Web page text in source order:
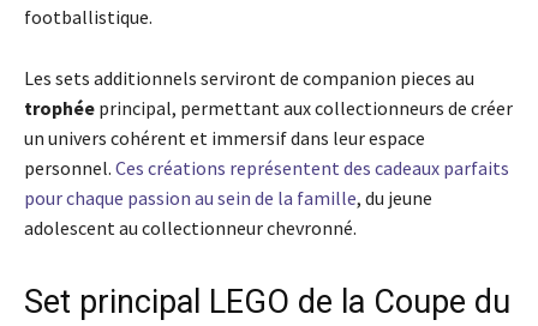
footballistique.
Les sets additionnels serviront de companion pieces au
trophée principal, permettant aux collectionneurs de créer
un univers cohérent et immersif dans leur espace
personnel. Ces créations représentent des cadeaux parfaits
pour chaque passion au sein de la famille, du jeune
adolescent au collectionneur chevronné.
Set principal LEGO de la Coupe du